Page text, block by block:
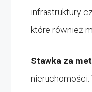
infrastruktury
które również
Stawka za